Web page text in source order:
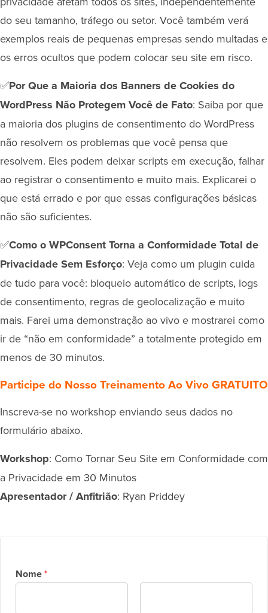
do seu tamanho, tráfego ou setor. Você também verá
exemplos reais de pequenas empresas sendo multadas e
os erros ocultos que podem colocar seu site em risco.
✅Por Que a Maioria dos Banners de Cookies do
WordPress Não Protegem Você de Fato: Saiba por que
a maioria dos plugins de consentimento do WordPress
não resolvem os problemas que você pensa que
resolvem. Eles podem deixar scripts em execução, falhar
ao registrar o consentimento e muito mais. Explicarei o
que está errado e por que essas configurações básicas
não são suficientes.
✅Como o WPConsent Torna a Conformidade Total de
Privacidade Sem Esforço: Veja como um plugin cuida
de tudo para você: bloqueio automático de scripts, logs
de consentimento, regras de geolocalização e muito
mais. Farei uma demonstração ao vivo e mostrarei como
ir de “não em conformidade” a totalmente protegido em
menos de 30 minutos.
Participe do Nosso Treinamento Ao Vivo GRATUITO
Inscreva-se no workshop enviando seus dados no
formulário abaixo.
Workshop: Como Tornar Seu Site em Conformidade com
a Privacidade em 30 Minutos
Apresentador / Anfitrião: Ryan Priddey
Nome*